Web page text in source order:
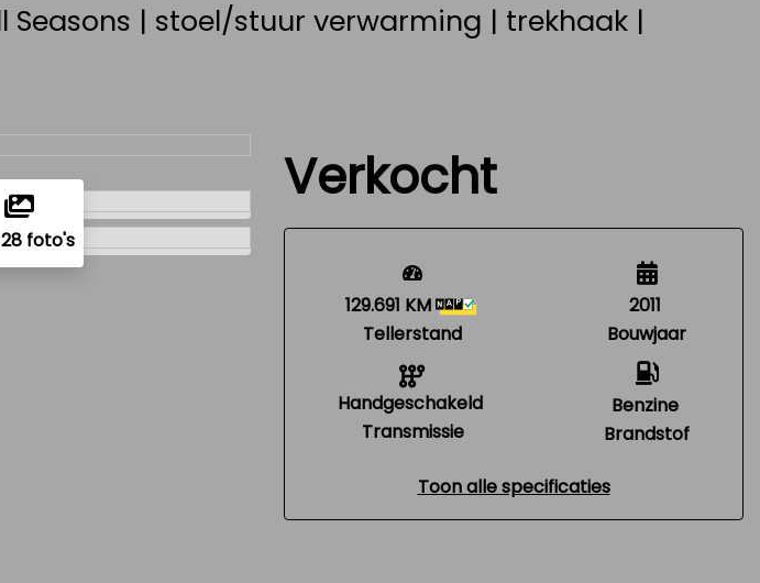
Seasons | stoel/stuur verwarming | trekhaak |
foto's
Verkocht
129.691 KM
Tellerstand
Handgeschakeld
Transmissie
2011
Bouwjaar
Benzine
Brandstof
Toon alle specificaties